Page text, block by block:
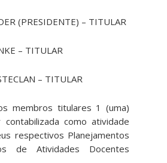
(PRESIDENTE) – TITULAR
– TITULAR
– TITULAR
membros titulares 1 (uma)
como atividade
respectivos Planejamentos
de Atividades Docentes